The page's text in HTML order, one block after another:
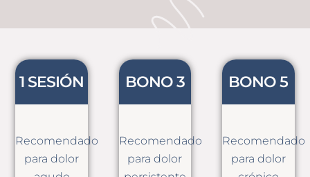
1 SESIÓN
Recomendado
para dolor
BONO 3
Recomendado
para dolor
BONO 5
Recomendado
para dolor